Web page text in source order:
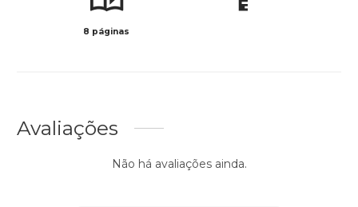
8 páginas
Avaliações
Não há avaliações ainda.